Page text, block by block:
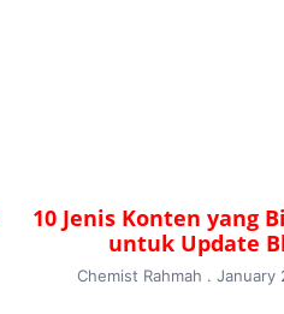
10 Jenis Konten yang
untuk Update
Chemist Rahmah January